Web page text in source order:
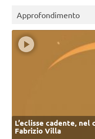
Approfondimento
L’eclisse cadente,
Fabrizio Villa